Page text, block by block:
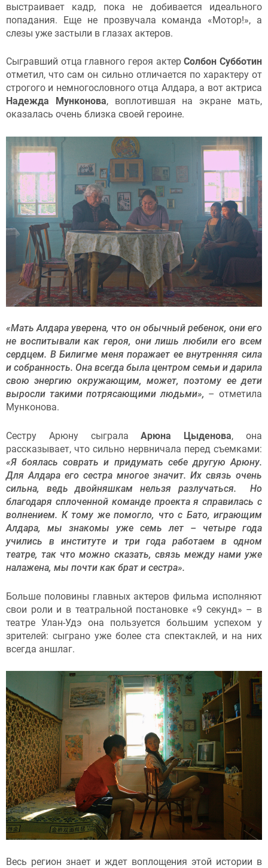
выстраивает кадр, пока не добивается идеального
попадания. Еще не прозвучала команда «Мотор!», а
слезы уже застыли в глазах актеров.
Сыгравший отца главного героя актерСолбон Субботин
отметил, что сам он сильно отличается по характеру от
строгого и немногословного отца Алдара, а вот актриса
Надежда Мунконова, воплотившая на экране мать,
оказалась очень близка своей героине.
«Мать Алдара уверена, что он обычный ребенок, они его
не воспитывали как героя, они лишь любили его всем
сердцем. В Билигме меня поражает ее внутренняя сила
и собранность. Она всегда была центром семьи и дарила
свою энергию окружающим, может, поэтому ее дети
выросли такими потрясающими людьми», – отметила
Мунконова.
Сестру Арюну сыгралаАрюна Цыденова, она
рассказывает, что сильно нервничала перед съемками:
«Я боялась соврать и придумать себе другую Арюну.
Для Алдара его сестра многое значит. Их связь очень
сильна, ведь двойняшкам нельзя разлучаться. Но
благодаря сплоченной команде проекта я справилась с
волнением. К тому же помогло, что с Бато, играющим
Алдара, мы знакомы уже семь лет – четыре года
учились в институте и три года работаем в одном
театре, так что можно сказать, связь между нами уже
налажена, мы почти как брат и сестра».
Больше половины главных актеров фильма исполняют
свои роли и в театральной постановке «9 секунд» – в
театре Улан-Удэ она пользуется большим успехом у
зрителей: сыграно уже более ста спектаклей, и на них
всегда аншлаг.
Весь регион знает и ждет воплощения этой истории в